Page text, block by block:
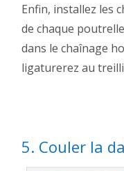
Enfin, installez les
de chaque
dans le chaînage
ligaturerez au
5. Couler la